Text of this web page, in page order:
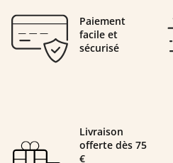
Paiement
facile et
sécurisé
Livraison
offerte dès 75
€